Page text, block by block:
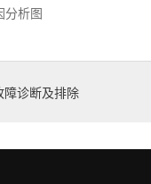
分析图
障诊断及排除